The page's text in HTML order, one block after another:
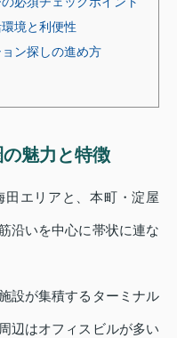
境と利便性
ン探しの進め方
魅力と特徴
エリアと、本町・淀屋
沿いを中心に帯状に連な
設が集積するターミナル
辺はオフィスビルが多い